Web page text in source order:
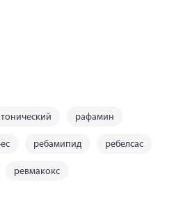
рафамин
ребамипид ребелсас
ревмакокс